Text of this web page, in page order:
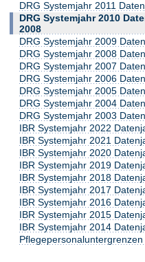
DRG Systemjahr 2011
DRG Systemjahr 2010
2008
DRG Systemjahr 2009
DRG Systemjahr 2008
DRG Systemjahr 2007
DRG Systemjahr 2006
DRG Systemjahr 2005
DRG Systemjahr 2004
DRG Systemjahr 2003
IBR Systemjahr 2022
IBR Systemjahr 2021
IBR Systemjahr 2020
IBR Systemjahr 2019
IBR Systemjahr 2018
IBR Systemjahr 2017
IBR Systemjahr 2016
IBR Systemjahr 2015
IBR Systemjahr 2014
Pflegepersonaluntergrenzen